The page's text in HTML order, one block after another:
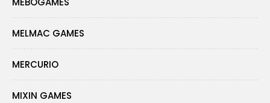
MELMAC GAMES
MERCURIO
MIXIN GAMES